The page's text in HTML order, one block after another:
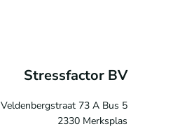
Stressfactor BV
Veldenbergstraat 73 A Bus 5
2330 Merksplas